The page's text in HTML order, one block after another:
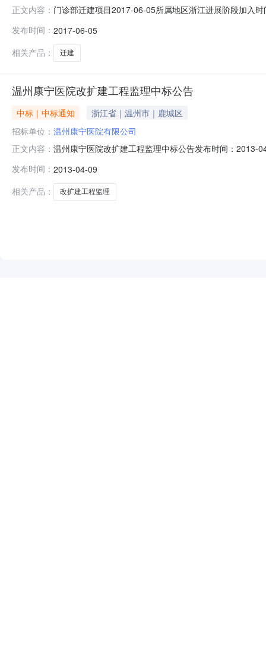
正文内容： 门诊部迁建项目2017-06-05所属地区浙江进展阶段加入
介：项目位于浙江省温州市苍南县灵溪镇沪山路以北园
发布时间： 2017-06-05
相关产品：
迁建
温州康宁医院改扩建工程监理中标公告
中标｜中标通知
浙江省｜温州市｜鹿城区
招标单位： 温州康宁医院有限公司
正文内容： 温州康宁医院改扩建工程监理中标公告发布时间：2013-
工程监理，建筑面积64309.2M2，招标代理人为温州市
标方法，经
发布时间： 2013-04-09
相关产品：
改扩建工程监理